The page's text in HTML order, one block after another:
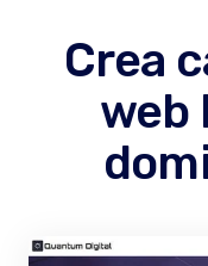
Crea
web